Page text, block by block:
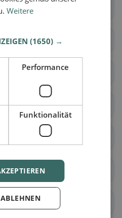
La Brévine
La Chaux-du-Milieu
Les Ponts-de-Martel
Cressier (NE)
Hauterive (NE)
Lignières
Saint-Blaise
Weitere
(1650) →
Performance
Funktionalität